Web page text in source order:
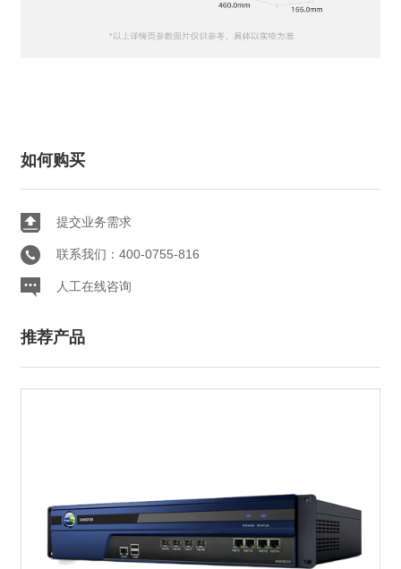
如何购买
提交业务需求
联系我们：400-0755-816
人工在线咨询
推荐产品